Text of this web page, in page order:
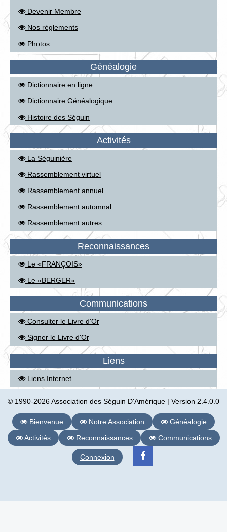
Devenir Membre
Nos règlements
Photos
Généalogie
Dictionnaire en ligne
Dictionnaire Généalogique
Histoire des Séguin
Activités
La Séguinière
Rassemblement virtuel
Rassemblement annuel
Rassemblement automnal
Rassemblement autres
Reconnaissances
Le «FRANÇOIS»
Le «BERGER»
Communications
Consulter le Livre d'Or
Signer le Livre d'Or
Liens
Liens Internet
© 1990-2026 Association des Séguin D'Amérique | Version 2.4.0.0
Bienvenue Notre Association
Généalogie
Activités
Reconnaissances Communications
Connexion